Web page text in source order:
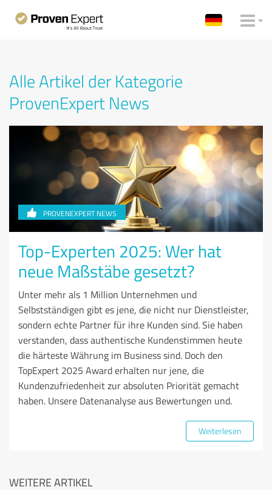
Alle Artikel der Kategorie
ProvenExpert News
PROVENEXPERT NEWS
Top-Experten 2025: Wer hat
neue Maßstäbe gesetzt?
Unter mehr als 1 Million Unternehmen und
Selbstständigen gibt es jene, die nicht nur Dienstleister,
sondern echte Partner für ihre Kunden sind. Sie haben
verstanden, dass authentische Kundenstimmen heute
die härteste Währung im Business sind. Doch den
TopExpert 2025 Award erhalten nur jene, die
Kundenzufriedenheit zur absoluten Priorität gemacht
haben. Unsere Datenanalyse aus Bewertungen und.
Weiterlesen
WEITERE ARTIKEL